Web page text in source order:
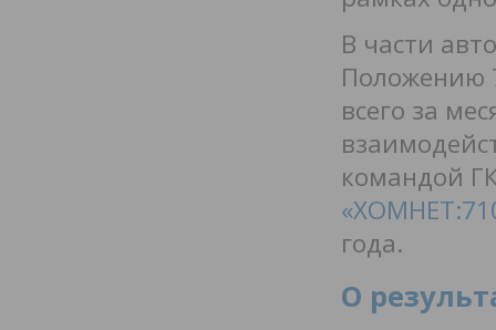
В части
Положению
всего за
командой
года.
О